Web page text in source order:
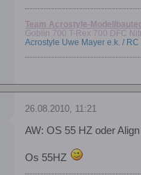
Team Acrostyle-
Goblin 700 T-Rex 700 DFC
Acrostyle Uwe Mayer e.k. /
26.08.2010, 11:21
AW: OS 55 HZ oder
Os 55HZ